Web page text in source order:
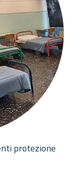
protezione